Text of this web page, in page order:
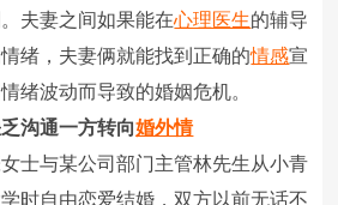
夫妻之间如果能在心理医生的辅导
绪，夫妻俩就能找到正确的情感宣
绪波动而导致的婚姻危机。
沟通一方转向婚外情
与某公司部门主管林先生从小青
时自由恋爱结婚，双方以前无话不